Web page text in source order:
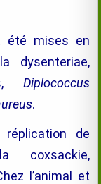
été mises en
dysenteriae,
Diplococcus
.
de
coxsackie,
l’animal et